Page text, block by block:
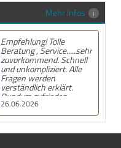
Mehr Infos
26.06.2026
Empfehlung! Tolle
Beratung , Service.....sehr
zuvorkommend. Schnell
und unkompliziert. Alle
Fragen werden
verständlich erklärt.
Rundum zufrieden.